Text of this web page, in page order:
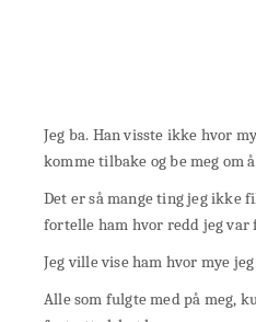
Jeg ba. Han visste ikke hvor
komme tilbake og be meg om
Det er så mange ting jeg ikke
fortelle ham hvor redd jeg var
Jeg ville vise ham hvor mye
Alle som fulgte med på meg,